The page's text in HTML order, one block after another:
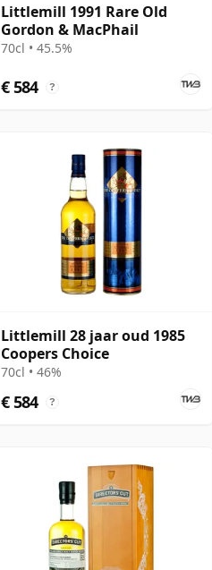
Littlemill 1991 Rare Old
Gordon & MacPhail
70cl • 45.5%
€ 584 ?
Littlemill 28 jaar oud 1985
Coopers Choice
70cl • 46%
€ 584 ?